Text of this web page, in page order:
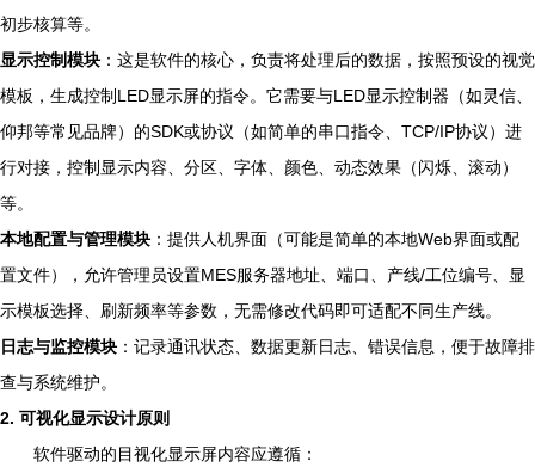
初步核算等。
显示控制模块 ：这是软件的核心，负责将处理后的数据，按照预设的视觉
模板，生成控制LED显示屏的指令。它需要与LED显示控制器（如灵信、
仰邦等常见品牌）的SDK或协议（如简单的串口指令、TCP/IP协议）进
行对接，控制显示内容、分区、字体、颜色、动态效果（闪烁、滚动）
等。
本地配置与管理模块 ：提供人机界面（可能是简单的本地Web界面或配
置文件），允许管理员设置MES服务器地址、端口、产线/工位编号、显
示模板选择、刷新频率等参数，无需修改代码即可适配不同生产线。
日志与监控模块 ：记录通讯状态、数据更新日志、错误信息，便于故障排
查与系统维护。
2. 可视化显示设计原则
软件驱动的目视化显示屏内容应遵循：